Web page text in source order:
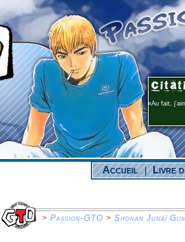
Au fait,
Accueil | Livre
> Passion-GTO > Shonan Junaï